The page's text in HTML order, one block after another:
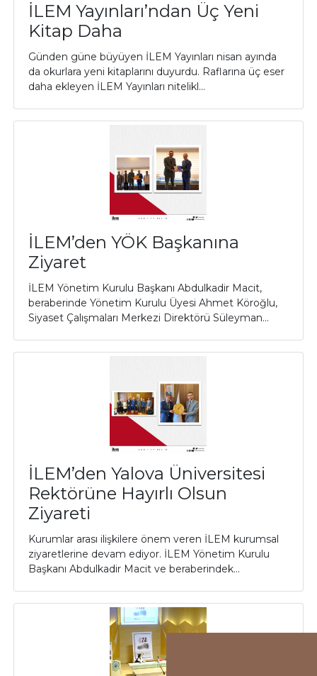
İLEM Yayınları’ndan Üç Yeni
Kitap Daha
Günden güne büyüyen İLEM Yayınları nisan ayında
da okurlara yeni kitaplarını duyurdu. Raflarına üç eser
daha ekleyen İLEM Yayınları nitelikl...
İLEM’den YÖK Başkanına
Ziyaret
İLEM Yönetim Kurulu Başkanı Abdulkadir Macit,
beraberinde Yönetim Kurulu Üyesi Ahmet Köroğlu,
Siyaset Çalışmaları Merkezi Direktörü Süleyman...
İLEM’den Yalova Üniversitesi
Rektörüne Hayırlı Olsun
Ziyareti
Kurumlar arası ilişkilere önem veren İLEM kurumsal
ziyaretlerine devam ediyor. İLEM Yönetim Kurulu
Başkanı Abdulkadir Macit ve beraberindek...